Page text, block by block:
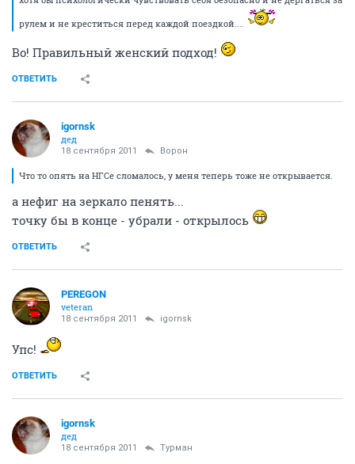
рулем и не креститься перед каждой поездкой....
Во! Правильный женский подход!
ОТВЕТИТЬ
igornsk
дед
18 сентября 2011 Ворон
Что то опять на НГСе сломалось, у меня теперь тоже не открывается.
а нефиг на зеркало пенять...
точку бы в конце - убрали - открылось
ОТВЕТИТЬ
PEREGON
veteran
18 сентября 2011 igornsk
Упс!
ОТВЕТИТЬ
igornsk
дед
18 сентября 2011 Турман